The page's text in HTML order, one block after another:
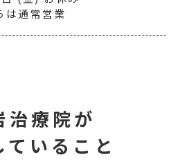
通常営業
治療院が
いること